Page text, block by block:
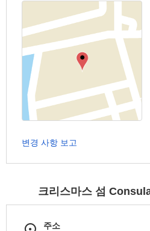
변경 사항 보고
크리스마스 섬
주소